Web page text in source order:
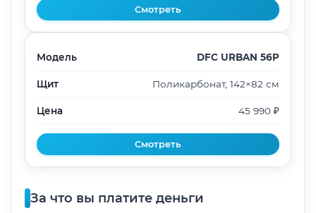
Смотреть
Модель DFC URBAN 56P
Щит Поликарбонат, 142×82 см
Цена 45 990 ₽
Смотреть
За что вы платите деньги